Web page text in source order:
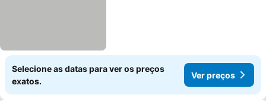
Selecione as datas para ver os preços
exatos.
Ver preços